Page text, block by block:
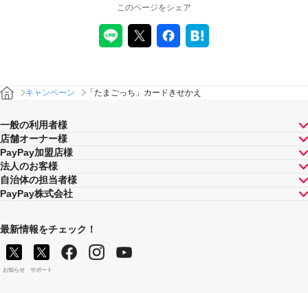
このページをシェア
キャンペーン 「たまごっち」カードきせかえ
一般の利用者様
店舗オーナー様
PayPay加盟店様
法人のお客様
自治体の担当者様
PayPay株式会社
最新情報をチェック！
お知らせ サポート